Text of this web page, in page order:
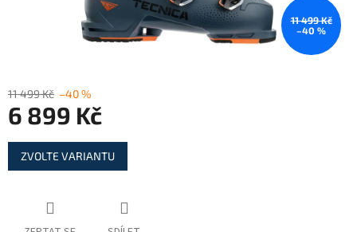
11 499 Kč
–40 %
11 499 Kč –40 %
6 899 Kč
Měrná
cena:
ZVOLTE VARIANTU